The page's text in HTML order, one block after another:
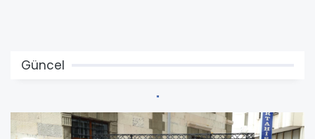
Güncel